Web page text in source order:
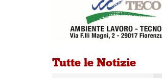
Tutte le Notizie